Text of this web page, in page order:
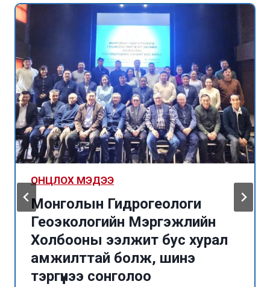
ОНЦЛОХ МЭДЭЭ
Монголын Гидрогеологи
Геоэкологийн Мэргэжлийн
Холбооны ээлжит бус хурал
амжилттай болж, шинэ
тэргүүнээ сонголоо